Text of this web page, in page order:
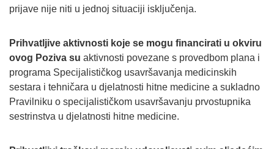
prijave nije niti u jednoj situaciji isključenja.
Prihvatljive aktivnosti koje se mogu financirati u okviru
ovog Poziva su aktivnosti povezane s provedbom plana i
programa Specijalističkog usavršavanja medicinskih
sestara i tehničara u djelatnosti hitne medicine a sukladno
Pravilniku o specijalističkom usavršavanju prvostupnika
sestrinstva u djelatnosti hitne medicine.